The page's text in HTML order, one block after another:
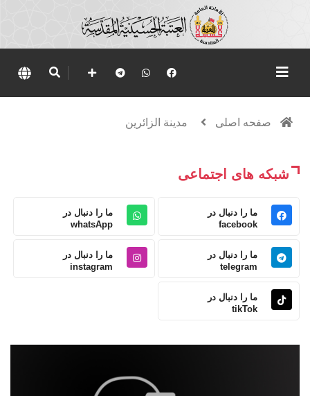
صفحه اصلی مدينة الزائرين
شبکه های اجتماعی
ما را دنبال در
facebook
ما را دنبال در
whatsApp
ما را دنبال در
telegram
ما را دنبال در
instagram
ما را دنبال در
tikTok